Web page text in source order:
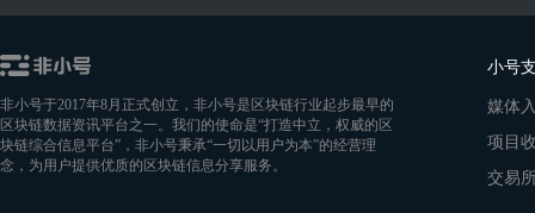
非小号于2017年8月正式创立，非小号是区块链行业起步最早的
区块链数据资讯平台之一。我们的使命是“打造中立，权威的区
块链综合信息平台”，非小号秉承“一切以用户为本”的经营理
念，为用户提供优质的区块链信息分享服务。
小号
媒体
项目
交易